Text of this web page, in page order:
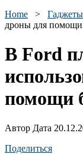
Home > Гаджеты
дроны для
В Ford
помощи
Автор Дата
Поделиться